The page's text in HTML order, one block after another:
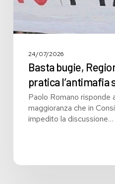
24/07/2026
Basta bugie,
pratica l’antimafia
Paolo Romano risponde
maggioranza che in
impedito la discussione…